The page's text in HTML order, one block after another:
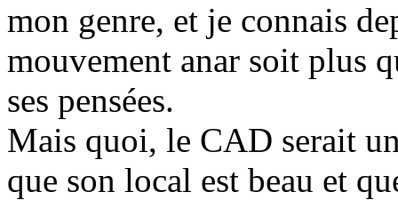
mon genre, et je connais
mouvement anar soit plus
ses pensées.
Mais quoi, le CAD serait
que son local est beau et